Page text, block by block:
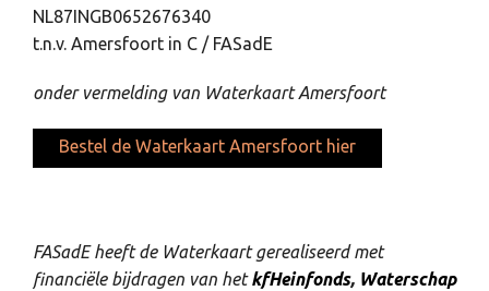
NL87INGB0652676340
t.n.v. Amersfoort in C / FASadE
onder vermelding van Waterkaart Amersfoort
Bestel de Waterkaart Amersfoort hier
FASadE heeft de Waterkaart gerealiseerd met
financiële bijdragen van hetkfHeinfonds, Waterschap